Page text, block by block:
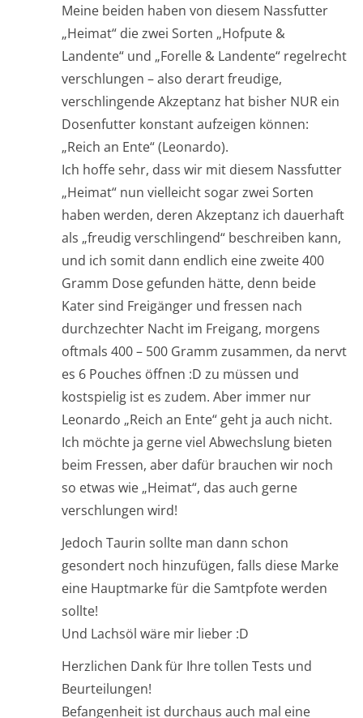
Meine beiden haben von diesem Nassfutter
„Heimat“ die zwei Sorten „Hofpute &
Landente“ und „Forelle & Landente“ regelrecht
verschlungen – also derart freudige,
verschlingende Akzeptanz hat bisher NUR ein
Dosenfutter konstant aufzeigen können:
„Reich an Ente“ (Leonardo).
Ich hoffe sehr, dass wir mit diesem Nassfutter
„Heimat“ nun vielleicht sogar zwei Sorten
haben werden, deren Akzeptanz ich dauerhaft
als „freudig verschlingend“ beschreiben kann,
und ich somit dann endlich eine zweite 400
Gramm Dose gefunden hätte, denn beide
Kater sind Freigänger und fressen nach
durchzechter Nacht im Freigang, morgens
oftmals 400 – 500 Gramm zusammen, da nervt
es 6 Pouches öffnen :D zu müssen und
kostspielig ist es zudem. Aber immer nur
Leonardo „Reich an Ente“ geht ja auch nicht.
Ich möchte ja gerne viel Abwechslung bieten
beim Fressen, aber dafür brauchen wir noch
so etwas wie „Heimat“, das auch gerne
verschlungen wird!
Jedoch Taurin sollte man dann schon
gesondert noch hinzufügen, falls diese Marke
eine Hauptmarke für die Samtpfote werden
sollte!
Und Lachsöl wäre mir lieber :D
Herzlichen Dank für Ihre tollen Tests und
Beurteilungen!
Befangenheit ist durchaus auch mal eine